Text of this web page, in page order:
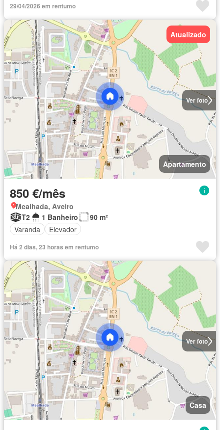
29/04/2026 em rentumo
Ver foto
Atualizado
Apartamento
850 €/mês
Mealhada, Aveiro
T2
1 Banheiro
90 m²
Varanda
Elevador
Há 2 dias, 23 horas em rentumo
Ver foto
Casa